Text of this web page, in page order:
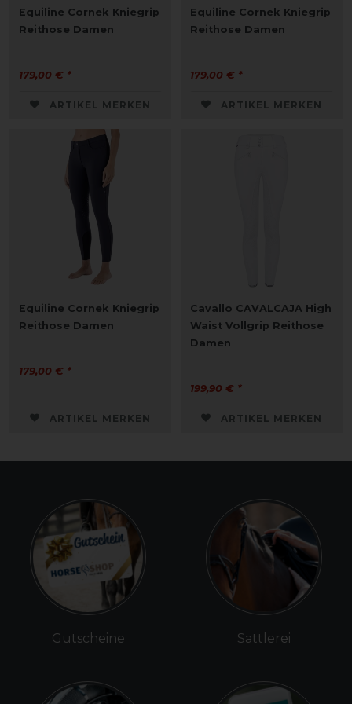
Equiline Cornek Kniegrip
Reithose Damen
179,00 € *
ARTIKEL MERKEN
Equiline Cornek Kniegrip
Reithose Damen
179,00 € *
ARTIKEL MERKEN
Equiline Cornek Kniegrip
Reithose Damen
179,00 € *
ARTIKEL MERKEN
Cavallo CAVALCAJA High
Waist Vollgrip Reithose
Damen
199,90 € *
ARTIKEL MERKEN
Gutscheine Sattlerei